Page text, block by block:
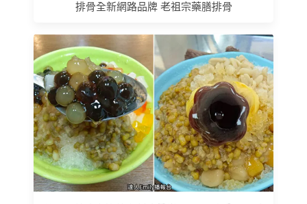
排骨全新網路品牌 老祖宗藥膳排骨